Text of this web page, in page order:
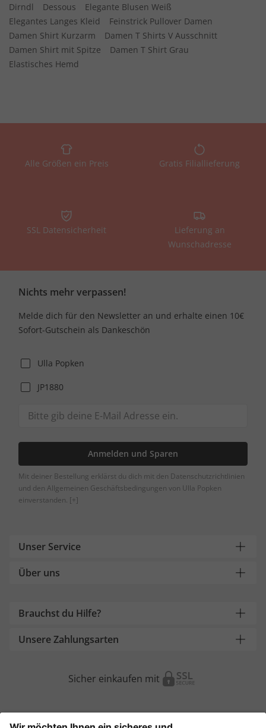
Dirndl Dessous
Elegante Blusen Weiß
Elegantes Langes Kleid
Feinstrick Pullover Damen
Damen Shirt Kurzarm
Damen T Shirts V Ausschnitt
Damen Shirt mit Spitze
Damen T Shirt Grau
Elastisches Hemd
Alle Größen ein Preis Gratis Filiallieferung
SSL Datensicherheit
Lieferung an
Wunschadresse
Nichts mehr verpassen!
Melde dich für den Newsletter an und erhalte einen 10€
Sofort-Gutschein als Dankeschön
Ulla Popken
JP1880
Anmelden und Sparen
Mit deiner Bestellung erklärst du dich mit den Datenschutzrichtlinien
und den Allgemeinen Geschäftsbedingungen von Ulla Popken
einverstanden. [+]
Unser Service
Über uns
Brauchst du Hilfe?
Unsere Zahlungsarten
Sicher einkaufen mit
Weitere Onlineshops